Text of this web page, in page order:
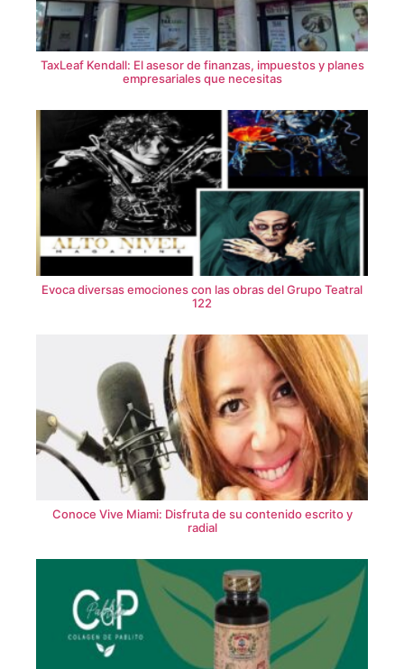
TaxLeaf Kendall: El asesor de finanzas, impuestos y planes
empresariales que necesitas
Evoca diversas emociones con las obras del Grupo Teatral
122
Conoce Vive Miami: Disfruta de su contenido escrito y
radial